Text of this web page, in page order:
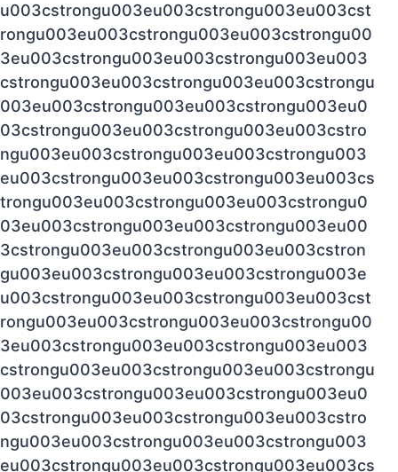
u003cstrongu003eu003cstrongu003eu003cst
rongu003eu003cstrongu003eu003cstrongu00
3eu003cstrongu003eu003cstrongu003eu003
cstrongu003eu003cstrongu003eu003cstrongu
003eu003cstrongu003eu003cstrongu003eu0
03cstrongu003eu003cstrongu003eu003cstro
ngu003eu003cstrongu003eu003cstrongu003
eu003cstrongu003eu003cstrongu003eu003cs
trongu003eu003cstrongu003eu003cstrongu0
03eu003cstrongu003eu003cstrongu003eu00
3cstrongu003eu003cstrongu003eu003cstron
gu003eu003cstrongu003eu003cstrongu003e
u003cstrongu003eu003cstrongu003eu003cst
rongu003eu003cstrongu003eu003cstrongu00
3eu003cstrongu003eu003cstrongu003eu003
cstrongu003eu003cstrongu003eu003cstrongu
003eu003cstrongu003eu003cstrongu003eu0
03cstrongu003eu003cstrongu003eu003cstro
ngu003eu003cstrongu003eu003cstrongu003
eu003cstrongu003eu003cstrongu003eu003cs